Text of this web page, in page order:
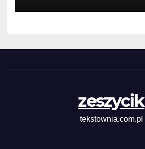
zeszycik
tekstownia.com.pl